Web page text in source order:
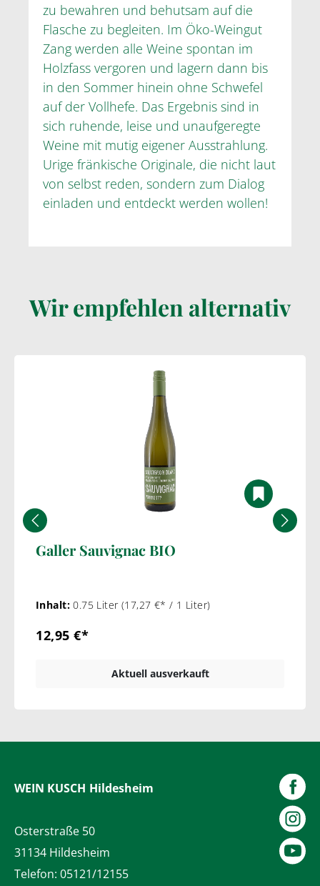
zu bewahren und behutsam auf die
Flasche zu begleiten. Im Öko-Weingut
Zang werden alle Weine spontan im
Holzfass vergoren und lagern dann bis
in den Sommer hinein ohne Schwefel
auf der Vollhefe. Das Ergebnis sind in
sich ruhende, leise und unaufgeregte
Weine mit mutig eigener Ausstrahlung.
Urige fränkische Originale, die nicht laut
von selbst reden, sondern zum Dialog
einladen und entdeckt werden wollen!
Wir empfehlen alternativ
Galler Sauvignac BIO
Inhalt:0.75 Liter (17,27 €* / 1 Liter)
12,95 €*
Aktuell ausverkauft
WEIN KUSCH Hildesheim
Osterstraße 50
31134 Hildesheim
Telefon: 05121/12155